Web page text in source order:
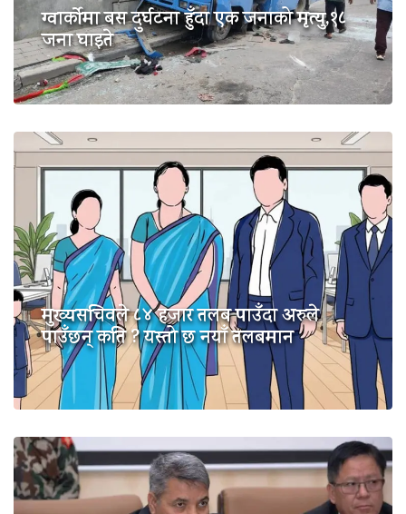
ग्वार्कोमा बस दुर्घटना हुँदा एक जनाको मृत्यु,१८
जना घाइते
मुख्यसचिवले ८४ हजार तलब पाउँदा अरुले
पाउँछन् कति ? यस्तो छ नयाँ तलबमान